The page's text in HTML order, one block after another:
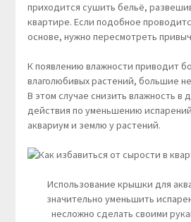
приходится сушить бельё,
квартире. Если подобное
основе, нужно пересмотреть
К появлению влажности приводит
влаголюбивых растений, большие
В этом случае снизить влажность в
действия по уменьшению
аквариум и землю у растений.
Использование крышки для
значительно уменьшить
несложно сделать своими